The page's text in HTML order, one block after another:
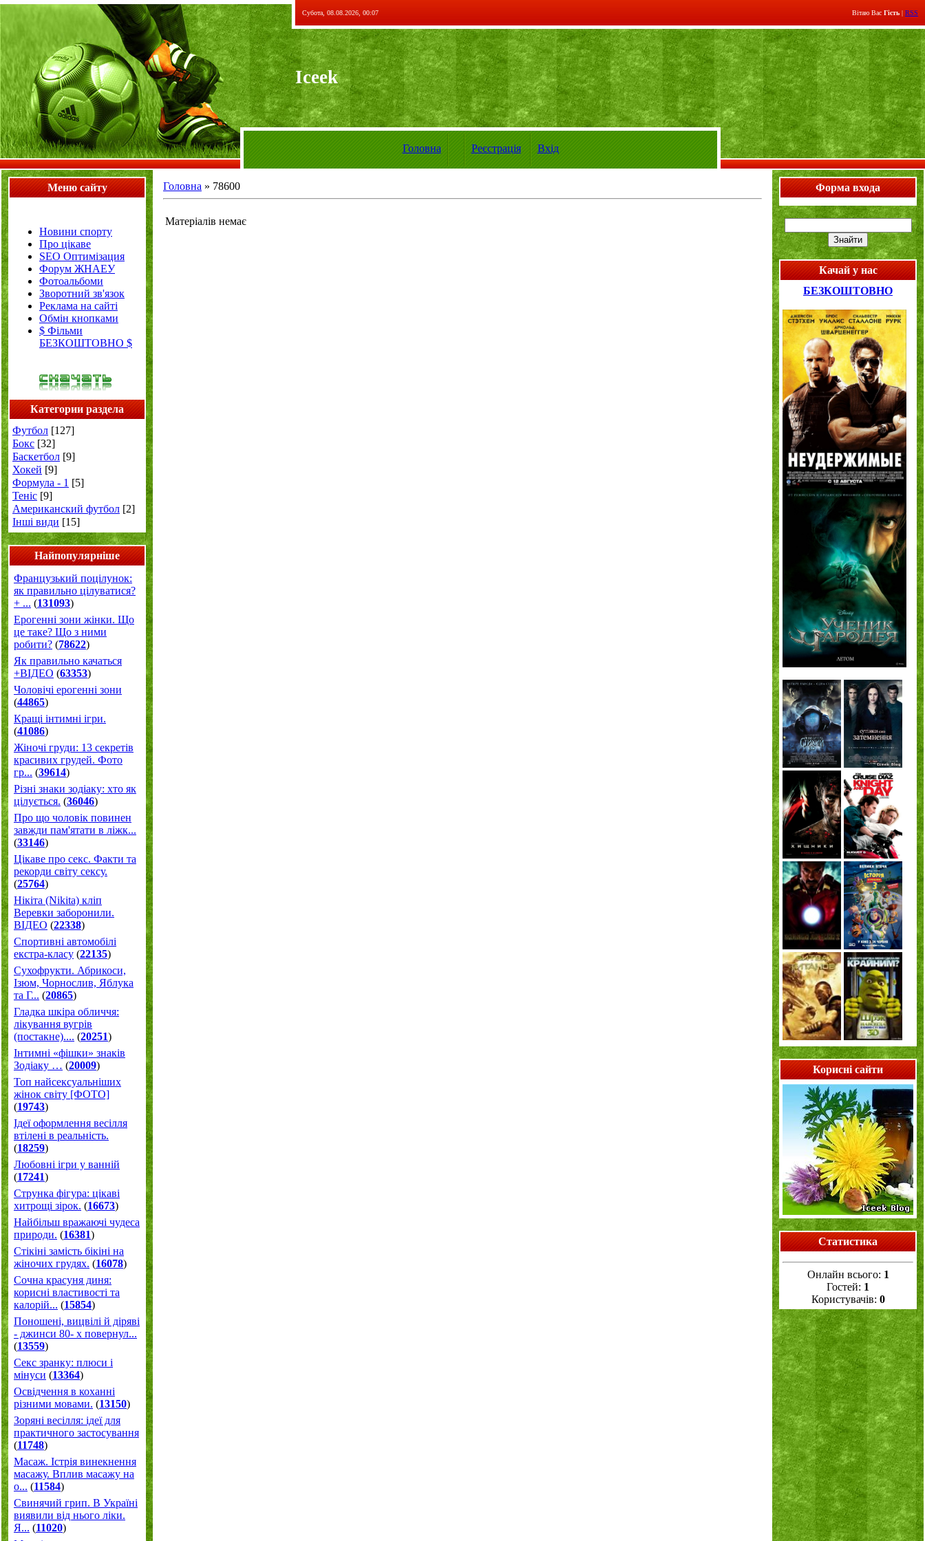
Субота, 08.08.2026, 00:07 Вітаю Вас Гість | RSS
Iceek
Головна Реєстрація Вхід
Меню сайту
Новини спорту
Про цікаве
SEO Оптимізация
Форум ЖНАЕУ
Фотоальбоми
Зворотний зв'язок
Реклама на сайті
Обмін кнопками
$ Фільми
БЕЗКОШТОВНО $
Категории раздела
Футбол [127]
Бокс [32]
Баскетбол [9]
Хокей [9]
Формула - 1 [5]
Теніс [9]
Американский футбол [2]
Інші види [15]
Найпопулярніше
Французький поцілунок:
як правильно цілуватися?
+ ... (131093)
Ерогенні зони жінки. Що
це таке? Що з ними
робити? (78622)
Як правильно качаться
+ВІДЕО (63353)
Чоловічі ерогенні зони
(44865)
Кращі інтимні ігри.
(41086)
Жіночі груди: 13 секретів
красивих грудей. Фото
гр... (39614)
Різні знаки зодіаку: хто як
цілується. (36046)
Про що чоловік повинен
завжди пам'ятати в ліжк...
(33146)
Цікаве про секс. Факти та
рекорди світу сексу.
(25764)
Нікіта (Nikita) кліп
Веревки заборонили.
ВІДЕО (22338)
Спортивні автомобілі
екстра-класу (22135)
Cухофрукти. Абрикоси,
Ізюм, Чорнослив, Яблука
та Г... (20865)
Гладка шкіра обличчя:
лікування вугрів
(постакне).... (20251)
Інтимні «фішки» знаків
Зодіаку … (20009)
Топ найсексуальніших
жінок світу [ФОТО]
(19743)
Ідеї оформлення весілля
втілені в реальність.
(18259)
Любовні ігри у ванній
(17241)
Струнка фігура: цікаві
хитрощі зірок. (16673)
Найбільш вражаючі чудеса
природи. (16381)
Стікіні замість бікіні на
жіночих грудях. (16078)
Сочна красуня диня:
корисні властивості та
калорій... (15854)
Поношені, вицвілі й діряві
- джинси 80- х повернул...
(13559)
Секс зранку: плюси і
мінуси (13364)
Освідчення в коханні
різними мовами. (13150)
Зоряні весілля: ідеї для
практичного застосування
(11748)
Масаж. Істрія винекнення
масажу. Вплив масажу на
о... (11584)
Свинячий грип. В Україні
виявили від нього ліки.
Я... (11020)
Головна » 78600
Матеріалів немає
Форма входа
Качай у нас
БЕЗКОШТОВНО
Корисні сайти
Статистика
Онлайн всього: 1
Гостей: 1
Користувачів: 0